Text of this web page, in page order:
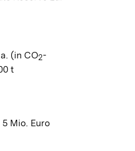
(in CO2-
t
Mio. Euro